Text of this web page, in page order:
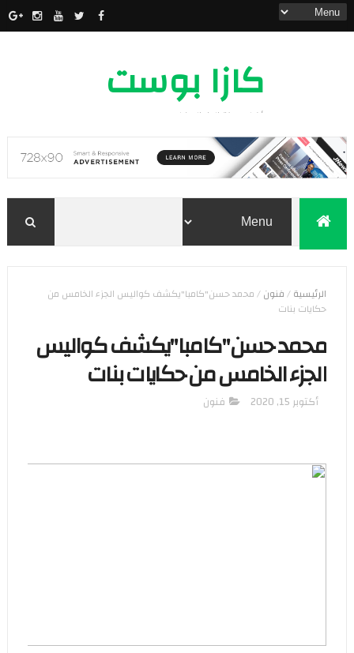
كازا بوست
أخبار مدينة الدار البيضاء
الرئيسية/فنون/محمد حسن"كامبا"يكشف كواليس الجزء الخامس من
حكايات بنات
محمد حسن"كامبا"يكشف كواليس
الجزء الخامس من حكايات بنات
أكتوبر 15, 2020 فنون